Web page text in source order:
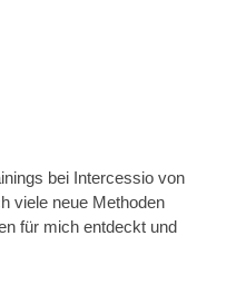
bei Intercessio von
viele neue Methoden
für mich entdeckt und